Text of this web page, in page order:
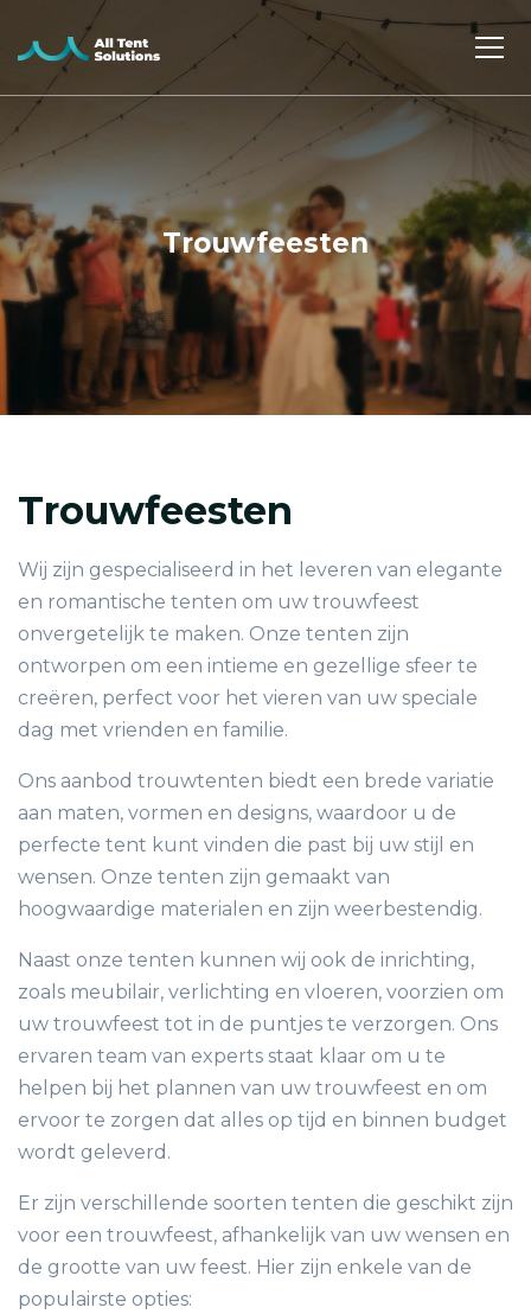
Trouwfeesten
Trouwfeesten
Wij zijn gespecialiseerd in het leveren van elegante
en romantische tenten om uw trouwfeest
onvergetelijk te maken. Onze tenten zijn
ontworpen om een intieme en gezellige sfeer te
creëren, perfect voor het vieren van uw speciale
dag met vrienden en familie.
Ons aanbod trouwtenten biedt een brede variatie
aan maten, vormen en designs, waardoor u de
perfecte tent kunt vinden die past bij uw stijl en
wensen. Onze tenten zijn gemaakt van
hoogwaardige materialen en zijn weerbestendig.
Naast onze tenten kunnen wij ook de inrichting,
zoals meubilair, verlichting en vloeren, voorzien om
uw trouwfeest tot in de puntjes te verzorgen. Ons
ervaren team van experts staat klaar om u te
helpen bij het plannen van uw trouwfeest en om
ervoor te zorgen dat alles op tijd en binnen budget
wordt geleverd.
Er zijn verschillende soorten tenten die geschikt zijn
voor een trouwfeest, afhankelijk van uw wensen en
de grootte van uw feest. Hier zijn enkele van de
populairste opties: